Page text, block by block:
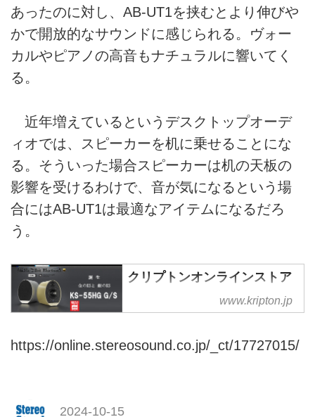
あったのに対し、AB-UT1を挟むとより伸びや
かで開放的なサウンドに感じられる。ヴォー
カルやピアノの高音もナチュラルに響いてく
る。
近年増えているというデスクトップオーデ
ィオでは、スピーカーを机に乗せることにな
る。そういった場合スピーカーは机の天板の
影響を受けるわけで、音が気になるという場
合にはAB-UT1は最適なアイテムになるだろ
う。
クリプトンオンラインストア
ハイレゾスピーカー・アクティブ
スピーカー・電源ボックス・オー
カーのクリプトン
www.kripton.jp
https://online.stereosound.co.jp/_ct/17727015/
2024-10-15